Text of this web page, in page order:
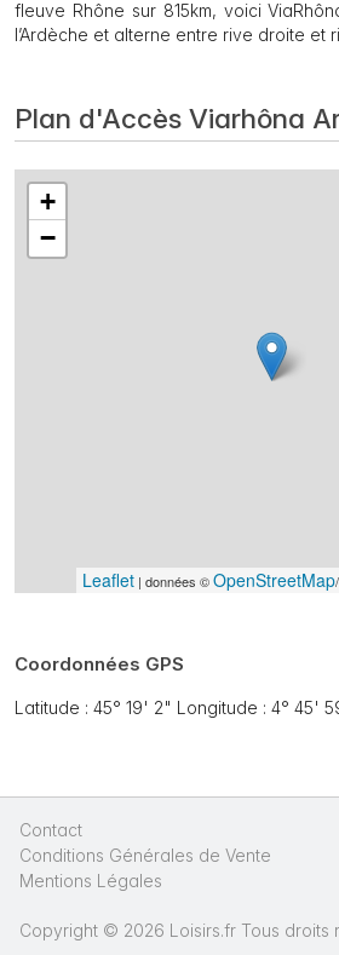
fleuve Rhône sur 815km, voici
l’Ardèche et alterne entre rive droite et
Plan d'Accès Viarhôna
+
−
Leaflet | données ©OpenStreetMap
Coordonnées GPS
Latitude : 45° 19' 2" Longitude : 4° 45'
Contact
Conditions Générales de Vente
Mentions Légales
Copyright © 2026 Loisirs.fr Tous droits